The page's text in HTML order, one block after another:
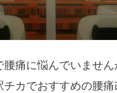
腰痛に悩んでいませ
チカでおすすめの腰